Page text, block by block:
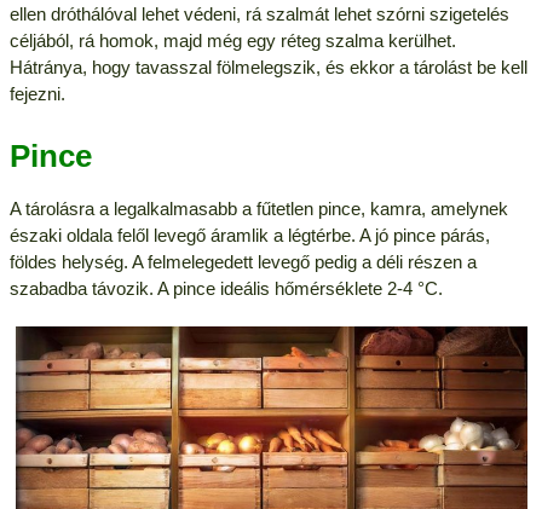
ellen dróthálóval lehet védeni, rá szalmát lehet szórni szigetelés
céljából, rá homok, majd még egy réteg szalma kerülhet.
Hátránya, hogy tavasszal fölmelegszik, és ekkor a tárolást be kell
fejezni.
Pince
A tárolásra a legalkalmasabb a fűtetlen pince, kamra, amelynek
északi oldala felől levegő áramlik a légtérbe. A jó pince párás,
földes helység. A felmelegedett levegő pedig a déli részen a
szabadba távozik. A pince ideális hőmérséklete 2-4 °C.